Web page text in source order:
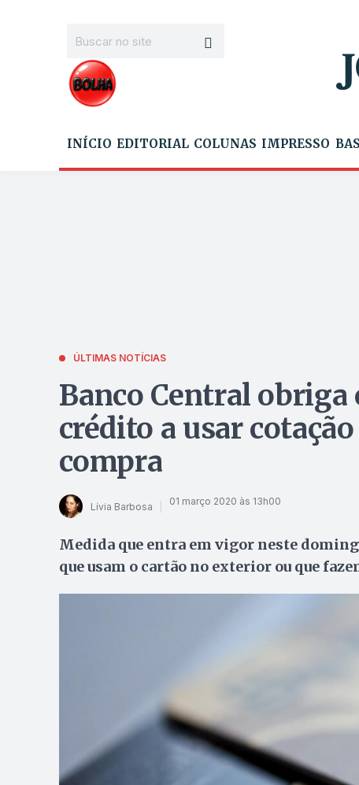
INÍCIO EDITORIAL COLUNAS IMPRESSO
ÚLTIMAS NOTÍCIAS
Banco Central obriga
crédito a usar
compra
Lívia Barbosa 01 março 2020 às 13h00
Medida que entra em vigor neste
que usam o cartão no exterior ou que